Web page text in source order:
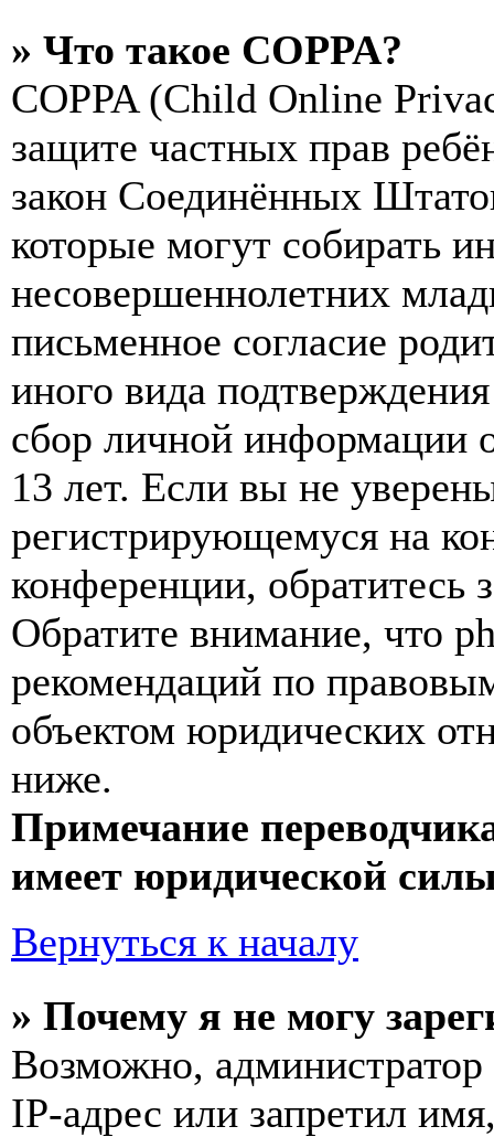
» Что такое COPPA?
COPPA (Child Online
защите частных прав
закон Соединённых
которые могут собирать
несовершеннолетних
письменное согласие
иного вида
сбор личной информации
13 лет. Если вы не
регистрирующемуся на
конференции, обратитесь
Обратите внимание, что
рекомендаций по
объектом юридических
ниже.
Примечание
имеет юридической
Вернуться к началу
» Почему я не могу
Возможно,
IP-адрес или запретил